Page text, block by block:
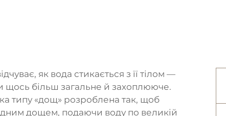
як вода стикається з її тілом —
щось більш загальне й захоплююче.
типу «дощ» розроблена так, щоб
дощем, подаючи воду по великій